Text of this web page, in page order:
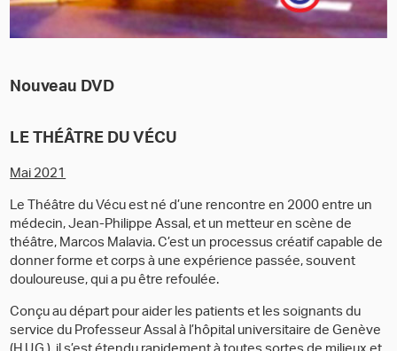
Nouveau DVD
LE THÉÂTRE DU VÉCU
Mai 2021
Le Théâtre du Vécu est né d’une rencontre en 2000 entre un
médecin, Jean-Philippe Assal, et un metteur en scène de
théâtre, Marcos Malavia. C’est un processus créatif capable de
donner forme et corps à une expérience passée, souvent
douloureuse, qui a pu être refoulée.
Conçu au départ pour aider les patients et les soignants du
service du Professeur Assal à l’hôpital universitaire de Genève